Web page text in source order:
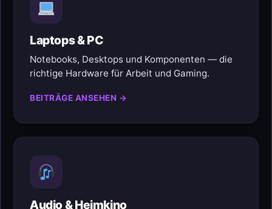
Laptops & PC
Notebooks, Desktops und Komponenten — die
richtige Hardware für Arbeit und Gaming.
BEITRÄGE ANSEHEN →
Audio & Heimkino